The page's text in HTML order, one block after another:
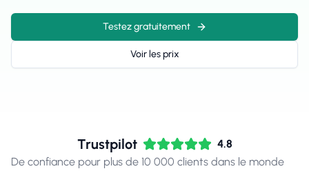
Testez gratuitement
Voir les prix
Trustpilot
4.8
De confiance pour plus de 10 000 clients dans le monde